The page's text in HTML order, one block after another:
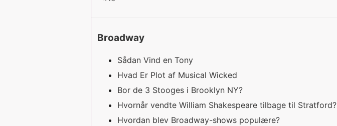
Broadway
Sådan Vind en Tony
Hvad Er Plot af Musical Wicked
Bor de 3 Stooges i Brooklyn NY?
Hvornår vendte William Shakespeare tilbage til Stratford?
Hvordan blev Broadway-shows populære?